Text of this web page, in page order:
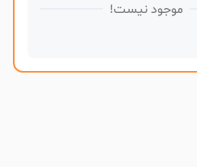
موجود نیست!